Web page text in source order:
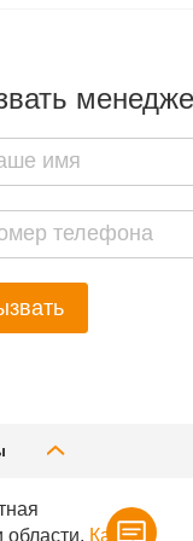
области. Карта